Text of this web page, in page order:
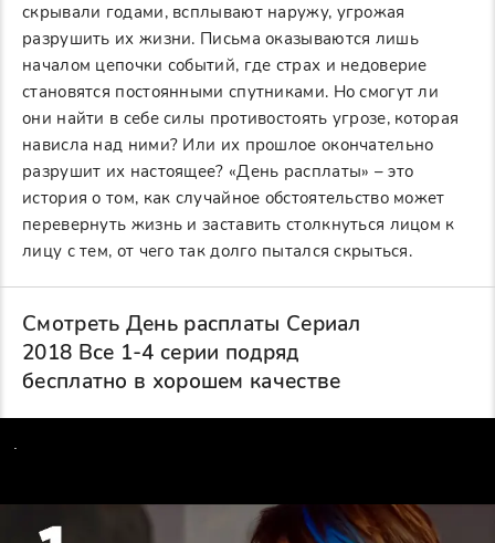
скрывали годами, всплывают наружу, угрожая
разрушить их жизни. Письма оказываются лишь
началом цепочки событий, где страх и недоверие
становятся постоянными спутниками. Но смогут ли
они найти в себе силы противостоять угрозе, которая
нависла над ними? Или их прошлое окончательно
разрушит их настоящее? «День расплаты» – это
история о том, как случайное обстоятельство может
перевернуть жизнь и заставить столкнуться лицом к
лицу с тем, от чего так долго пытался скрыться.
Смотреть День расплаты Сериал
2018 Все 1-4 серии подряд
бесплатно в хорошем качестве